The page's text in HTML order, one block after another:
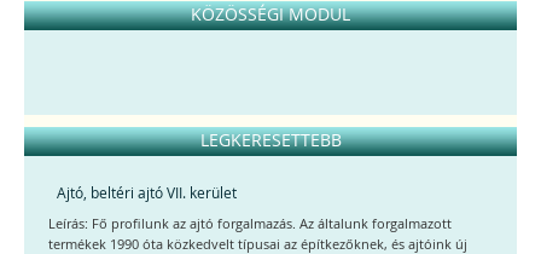
KÖZÖSSÉGI MODUL
LEGKERESETTEBB
Ajtó, beltéri ajtó VII. kerület
Leírás: Fő profilunk az ajtó forgalmazás. Az általunk forgalmazott
termékek 1990 óta közkedvelt típusai az építkezőknek, és ajtóink új